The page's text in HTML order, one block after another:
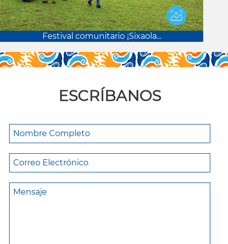
Festival comunitario ¡Sixaola...
ESCRÍBANOS